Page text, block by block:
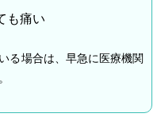
も痛い
る場合は、早急に医療機関